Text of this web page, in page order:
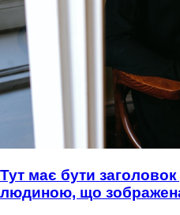
Тут має бути
людиною, що